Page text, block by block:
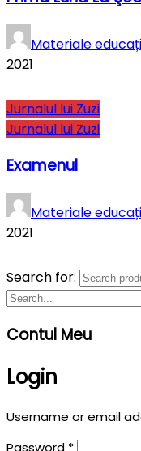
Materiale
2021
Jurnalul lui Zuzi
Jurnalul lui Zuzi
Examenul
Materiale
2021
Search for:
Contul Meu
Login
Username or email
Password *